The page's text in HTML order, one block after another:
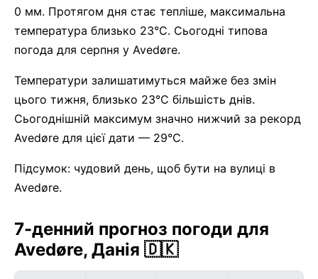
0 мм. Протягом дня стає тепліше, максимальна
температура близько 23°C. Сьогодні типова
погода для серпня у Avedøre.
Температури залишатимуться майже без змін
цього тижня, близько 23°C більшість днів.
Сьогоднішній максимум значно нижчий за рекорд
Avedøre для цієї дати — 29°C.
Підсумок: чудовий день, щоб бути на вулиці в
Avedøre.
7-денний прогноз погоди для
Avedøre, Данія 🇩🇰